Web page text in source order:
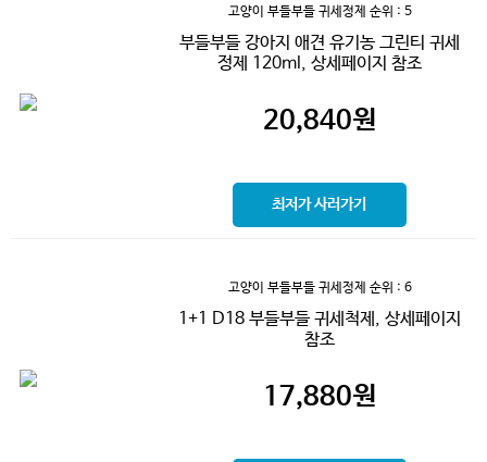
고양이 부들부들 귀세정제 순위 : 5
부들부들 강아지 애견 유기농 그린티 귀세
정제 120ml, 상세페이지 참조
20,840원
최저가 사러가기
고양이 부들부들 귀세정제 순위 : 6
1+1 D18 부들부들 귀세척제, 상세페이지
참조
17,880원